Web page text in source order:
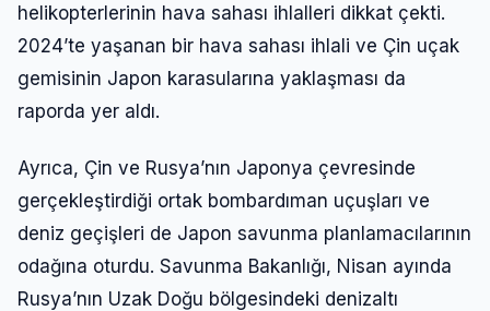
helikopterlerinin hava sahası ihlalleri dikkat çekti.
2024’te yaşanan bir hava sahası ihlali ve Çin uçak
gemisinin Japon karasularına yaklaşması da
raporda yer aldı.
Ayrıca, Çin ve Rusya’nın Japonya çevresinde
gerçekleştirdiği ortak bombardıman uçuşları ve
deniz geçişleri de Japon savunma planlamacılarının
odağına oturdu. Savunma Bakanlığı, Nisan ayında
Rusya’nın Uzak Doğu bölgesindeki denizaltı